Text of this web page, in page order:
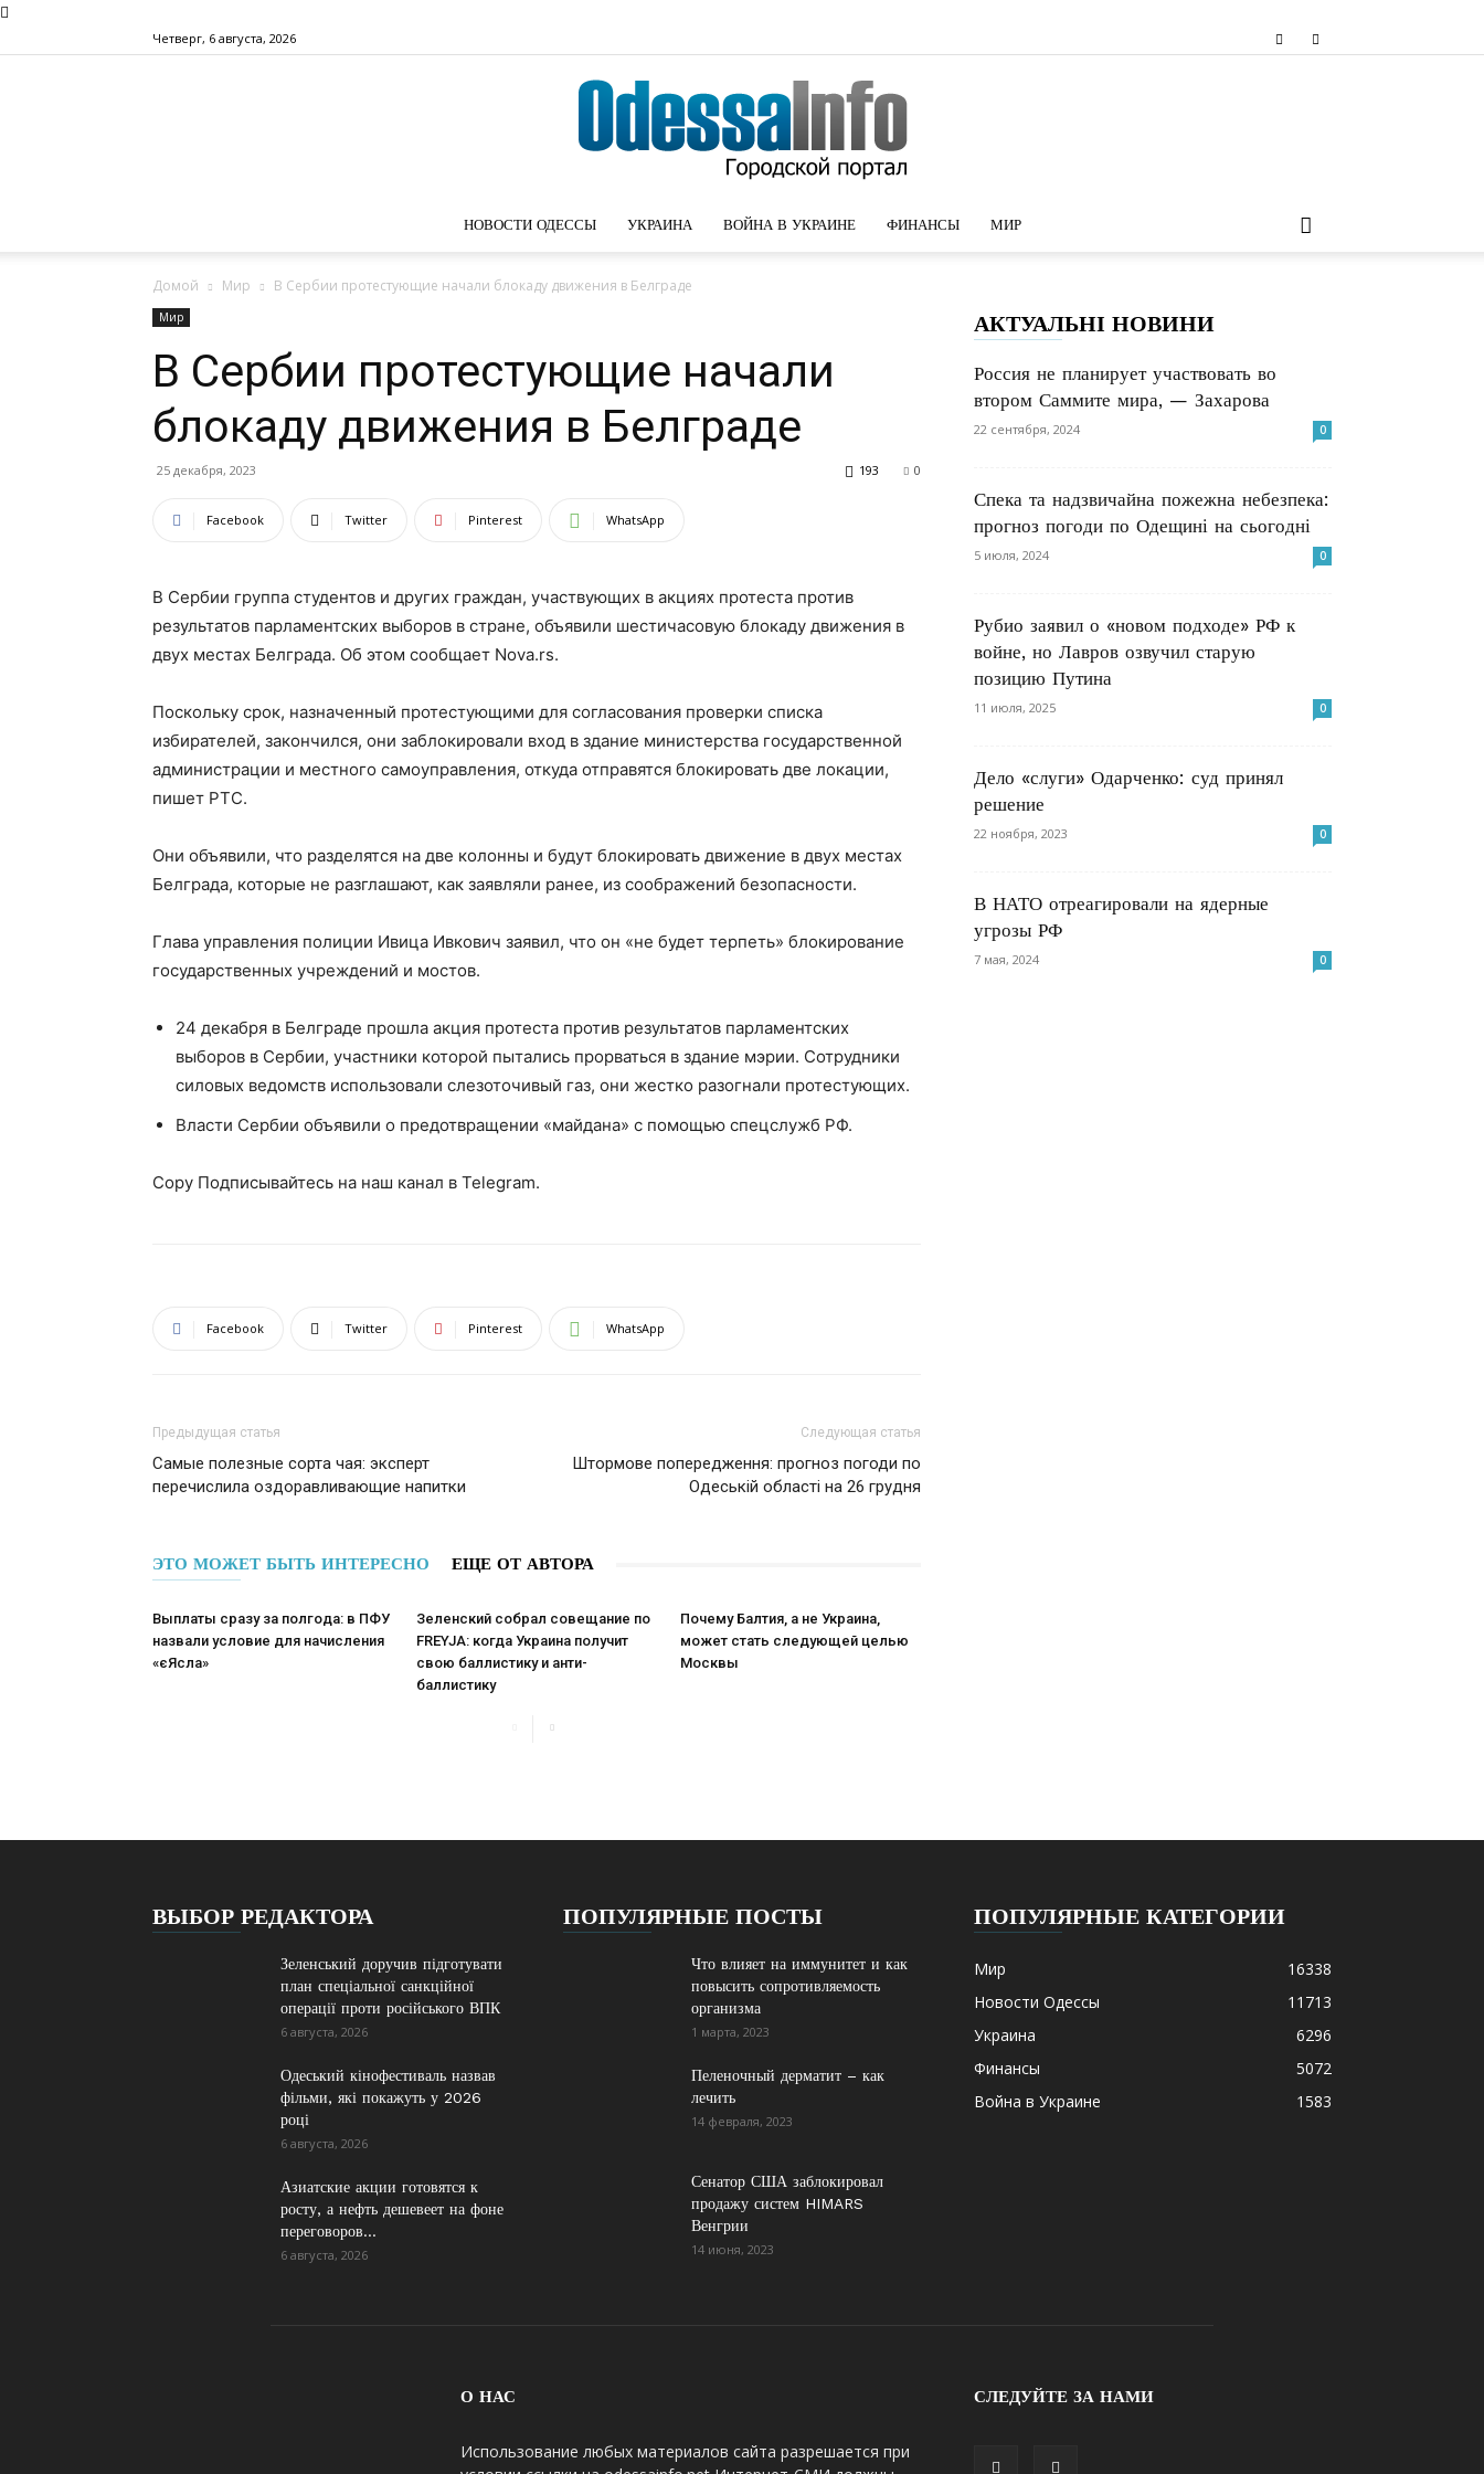
Четверг, 6 августа, 2026
НОВОСТИ ОДЕССЫ УКРАИНА ВОЙНА В УКРАИНЕ ФИНАНСЫ МИР
Домой Мир В Сербии протестующие начали блокаду движения в Белграде
Мир
В Сербии протестующие начали
блокаду движения в Белграде
25 декабря, 2023 0
193
Facebook Twitter Pinterest WhatsApp
В Сербии группа студентов и других граждан, участвующих в акциях протеста против
результатов парламентских выборов в стране, объявили шестичасовую блокаду движения в
двух местах Белграда. Об этом сообщает Nova.rs.
Поскольку срок, назначенный протестующими для согласования проверки списка
избирателей, закончился, они заблокировали вход в здание министерства государственной
администрации и местного самоуправления, откуда отправятся блокировать две локации,
пишет PTC.
Они объявили, что разделятся на две колонны и будут блокировать движение в двух местах
Белграда, которые не разглашают, как заявляли ранее, из соображений безопасности.
Глава управления полиции Ивица Ивкович заявил, что он «не будет терпеть» блокирование
государственных учреждений и мостов.
24 декабря в Белграде прошла акция протеста против результатов парламентских
выборов в Сербии, участники которой пытались прорваться в здание мэрии. Сотрудники
силовых ведомств использовали слезоточивый газ, они жестко разогнали протестующих.
Власти Сербии объявили о предотвращении «майдана» с помощью спецслужб РФ.
Copy Подписывайтесь на наш канал в Telegram.
Facebook Twitter Pinterest WhatsApp
Предыдущая статья
Самые полезные сорта чая: эксперт
перечислила оздоравливающие напитки
Следующая статья
Штормове попередження: прогноз погоди по
Одеській області на 26 грудня
ЭТО МОЖЕТ БЫТЬ ИНТЕРЕСНО ЕЩЕ ОТ АВТОРА
Выплаты сразу за полгода: в ПФУ
назвали условие для начисления
«єЯсла»
Зеленский собрал совещание по
FREYJA: когда Украина получит
свою баллистику и анти-
баллистику
Почему Балтия, а не Украина,
может стать следующей целью
Москвы
АКТУАЛЬНІ НОВИНИ
Россия не планирует участвовать во
втором Саммите мира, — Захарова
22 сентября, 2024 0
Спека та надзвичайна пожежна небезпека:
прогноз погоди по Одещині на сьогодні
5 июля, 2024 0
Рубио заявил о «новом подходе» РФ к
войне, но Лавров озвучил старую
позицию Путина
11 июля, 2025 0
Дело «слуги» Одарченко: суд принял
решение
22 ноября, 2023 0
В НАТО отреагировали на ядерные
угрозы РФ
7 мая, 2024 0
ВЫБОР РЕДАКТОРА
Зеленський доручив підготувати
план спеціальної санкційної
операції проти російського ВПК
6 августа, 2026
Одеський кінофестиваль назвав
фільми, які покажуть у 2026
році
6 августа, 2026
Азиатские акции готовятся к
росту, а нефть дешевеет на фоне
переговоров...
6 августа, 2026
ПОПУЛЯРНЫЕ ПОСТЫ
Что влияет на иммунитет и как
повысить сопротивляемость
организма
1 марта, 2023
Пеленочный дерматит – как
лечить
14 февраля, 2023
Сенатор США заблокировал
продажу систем HIMARS
Венгрии
14 июня, 2023
ПОПУЛЯРНЫЕ КАТЕГОРИИ
Мир
16338
Новости Одессы
11713
Украина
6296
Финансы
5072
Война в Украине
1583
О НАС
Использование любых материалов сайта разрешается при
СЛЕДУЙТЕ ЗА НАМИ